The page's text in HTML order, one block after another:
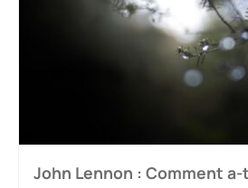
John Lennon : Comment